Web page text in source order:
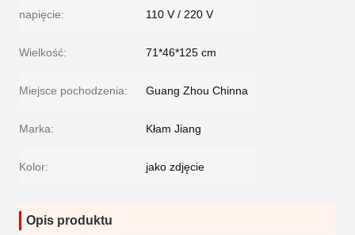
napięcie: 110 V / 220 V
Wielkość: 71*46*125 cm
Miejsce pochodzenia: Guang Zhou Chinna
Marka: Kłam Jiang
Kolor: jako zdjęcie
Opis produktu